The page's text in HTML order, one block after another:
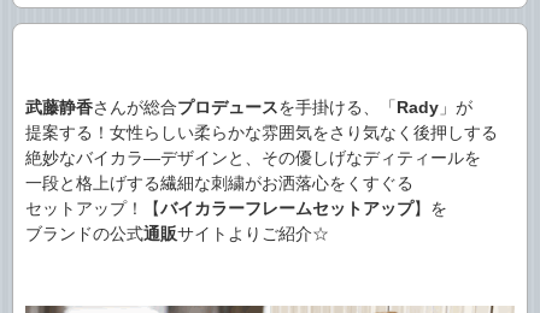
武藤静香さんが総合プロデュースを手掛ける、「Rady 」が
提案する！女性らしい柔らかな雰囲気をさり気なく後押しする
絶妙なバイカラ―デザインと、その優しげなディティールを
一段と格上げする繊細な刺繍がお洒落心をくすぐる
セットアップ！【バイカラーフレームセットアップ】を
ブランドの公式通販サイトよりご紹介☆